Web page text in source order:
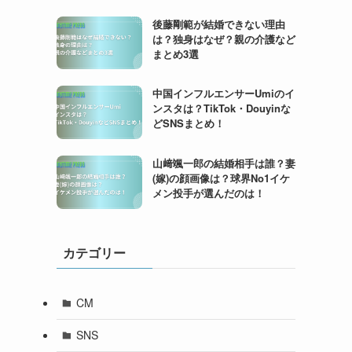
後藤剛範が結婚できない理由
は？独身はなぜ？親の介護など
まとめ3選
中国インフルエンサーUmiのイ
ンスタは？TikTok・Douyinな
どSNSまとめ！
山﨑颯一郎の結婚相手は誰？妻
(嫁)の顔画像は？球界No1イケ
メン投手が選んだのは！
カテゴリー
CM
SNS